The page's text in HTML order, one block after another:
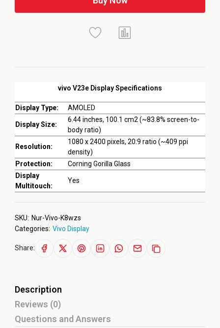
vivo V23e Display Specifications
Display Type: AMOLED
Display Size:
6.44 inches, 100.1 cm2 (~83.8% screen-to-
body ratio)
Resolution:
1080 x 2400 pixels, 20:9 ratio (~409 ppi
density)
Protection:
Corning Gorilla Glass
Display
Multitouch:
Yes
SKU: Nur-Vivo-K8wzs
Categories: Vivo Display
Share:
Description
Reviews (0)
Questions and Answers